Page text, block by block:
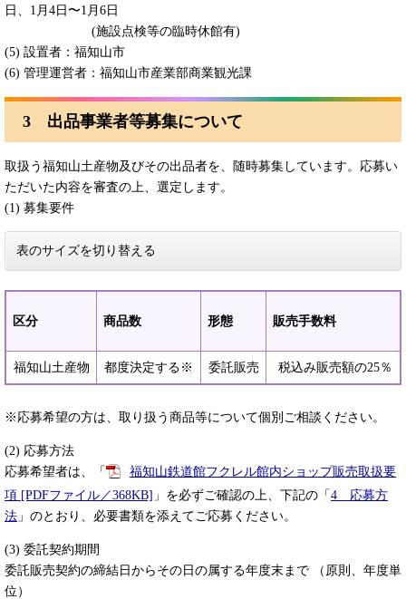
日、1月4日〜1月6日
(施設点検等の臨時休館有)
(5) 設置者：福知山市
(6) 管理運営者：福知山市産業部商業観光課
3 出品事業者等募集について
取扱う福知山土産物及びその出品者を、随時募集しています。応募い
ただいた内容を審査の上、選定します。
(1) 募集要件
表のサイズを切り替える
区分 商品数 形態 販売手数料
福知山土産物 都度決定する※ 委託販売 税込み販売額の25％
※応募希望の方は、取り扱う商品等について個別ご相談ください。
(2) 応募方法
応募希望者は、「
福知山鉄道館フクレル館内ショップ販売取扱要
項 [PDFファイル／368KB] 」を必ずご確認の上、下記の「 4 応募方
法 」のとおり、必要書類を添えてご応募ください。
(3) 委託契約期間
委託販売契約の締結日からその日の属する年度末まで （原則、年度単
位）